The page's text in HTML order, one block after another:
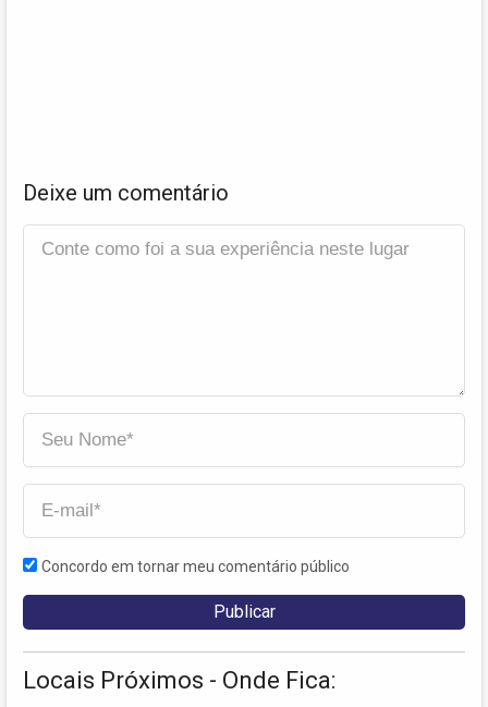
Deixe um comentário
Concordo em tornar meu comentário público
Locais Próximos - Onde Fica: